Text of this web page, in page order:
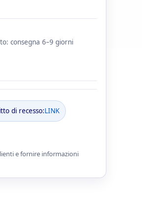
consegna 6–9 giorni
di recesso:LINK
e fornire informazioni